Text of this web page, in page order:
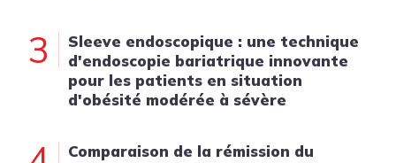
3
Sleeve endoscopique : une technique
d'endoscopie bariatrique innovante
pour les patients en situation
d'obésité modérée à sévère
Comparaison de la rémission du